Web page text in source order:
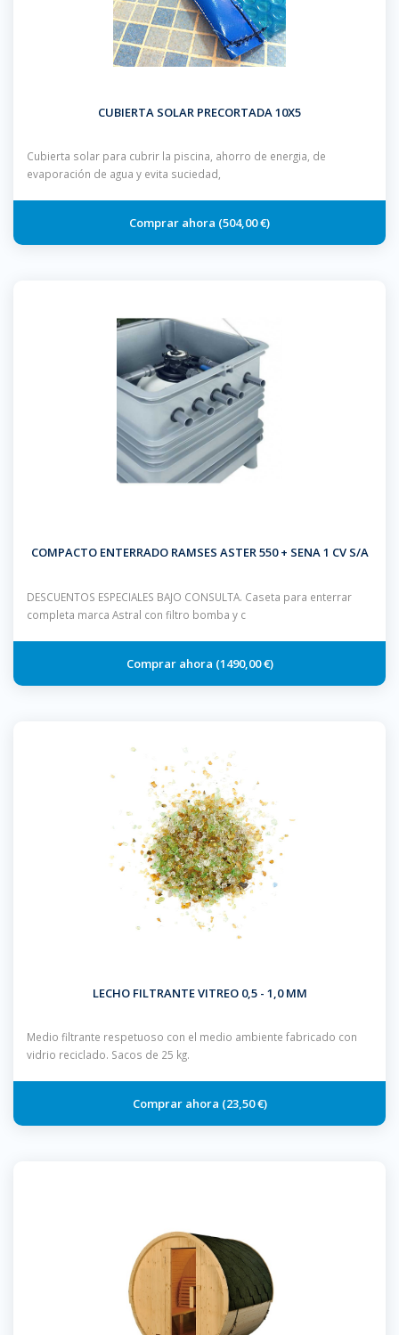
CUBIERTA SOLAR PRECORTADA 10X5
Cubierta solar para cubrir la piscina, ahorro de energia, de
evaporación de agua y evita suciedad,
504,00 €
COMPACTO ENTERRADO RAMSES ASTER 550 + SENA 1 CV S/A
DESCUENTOS ESPECIALES BAJO CONSULTA. Caseta para enterrar
completa marca Astral con filtro bomba y c
1490,00 €
LECHO FILTRANTE VITREO 0,5 - 1,0 MM
Medio filtrante respetuoso con el medio ambiente fabricado con
vidrio reciclado. Sacos de 25 kg.
23,50 €